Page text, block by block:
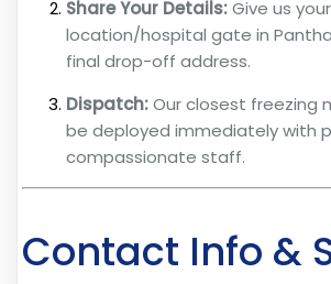
Share Your Details:Give us
location/hospital gate in
final drop-off address.
Dispatch:Our closest freezing
be deployed immediately with
compassionate staff.
Contact Info &